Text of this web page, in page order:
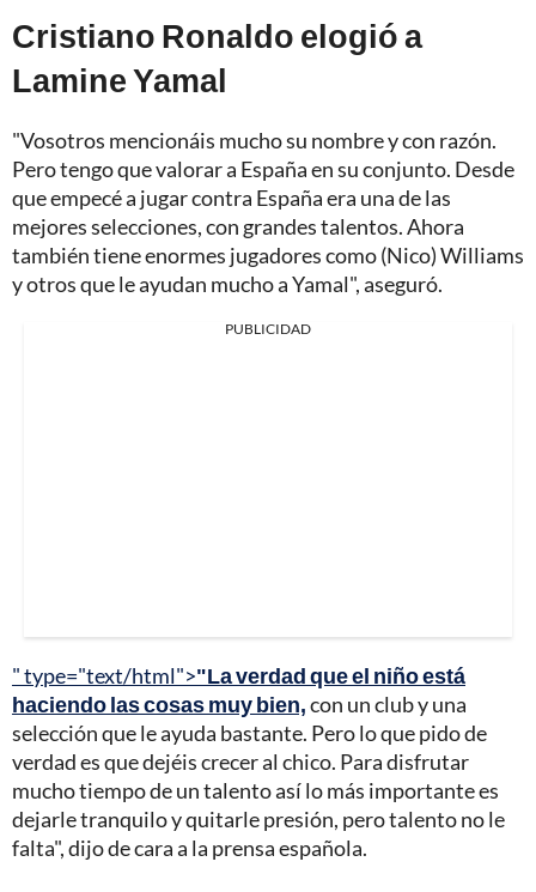
Cristiano Ronaldo elogió a
Lamine Yamal
"Vosotros mencionáis mucho su nombre y con razón.
Pero tengo que valorar a España en su conjunto. Desde
que empecé a jugar contra España era una de las
mejores selecciones, con grandes talentos. Ahora
también tiene enormes jugadores como (Nico) Williams
y otros que le ayudan mucho a Yamal", aseguró.
PUBLICIDAD
" type="text/html">"La verdad que el niño está
haciendo las cosas muy bien,con un club y una
selección que le ayuda bastante. Pero lo que pido de
verdad es que dejéis crecer al chico. Para disfrutar
mucho tiempo de un talento así lo más importante es
dejarle tranquilo y quitarle presión, pero talento no le
falta", dijo de cara a la prensa española.